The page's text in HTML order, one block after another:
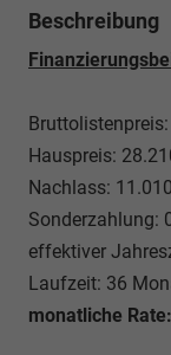
Beschreibung
Hauspreis:
Nachlass:
Sonderzahlung:
effektiver
Laufzeit: 36
monatliche